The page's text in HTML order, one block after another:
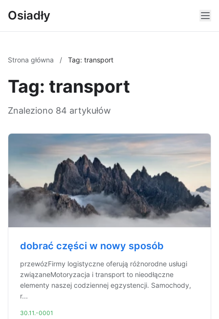
Osiadły
Strona główna / Tag: transport
Tag: transport
Znaleziono 84 artykułów
dobrać części w nowy sposób
przewózFirmy logistyczne oferują różnorodne usługi
związaneMotoryzacja i transport to nieodłączne
elementy naszej codziennej egzystencji. Samochody,
r...
30.11.-0001